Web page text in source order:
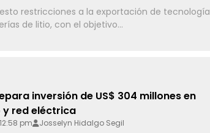
restricciones a la exportación de tecnología
de litio, con el objetivo...
inversión de US$ 304 millones en
y red eléctrica
12:58 pm Josselyn Hidalgo Segil